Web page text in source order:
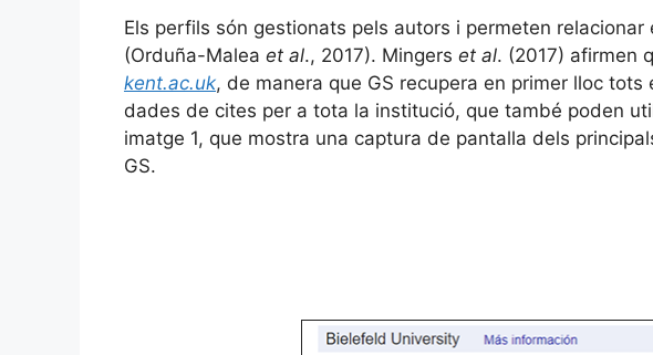
Els perfils són gestionats pels autors i permeten
(Orduña-Malea et al., 2017). Mingers et al. (2017) afirmen
kent.ac.uk, de manera que GS recupera en primer lloc
dades de cites per a tota la institució, que també poden
imatge 1, que mostra una captura de pantalla dels
GS.